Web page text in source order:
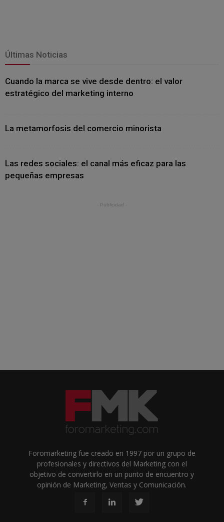
Últimas Noticias
Cuando la marca se vive desde dentro: el valor
estratégico del marketing interno
La metamorfosis del comercio minorista
Las redes sociales: el canal más eficaz para las
pequeñas empresas
- Publicidad -
Foromarketing fue creado en 1997 por un grupo de
profesionales y directivos del Marketing con el
objetivo de convertirlo en un punto de encuentro y
opinión de Marketing, Ventas y Comunicación.